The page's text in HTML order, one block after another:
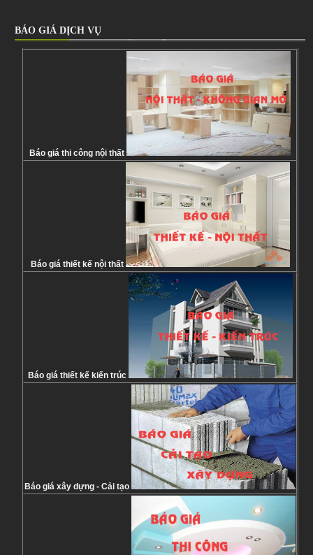
BÁO GIÁ DỊCH VỤ
Báo giá thi công nội thất
Báo giá thiết kế nội thất
Báo giá thiết kế kiến trúc
Báo giá xây dựng - Cải tạo